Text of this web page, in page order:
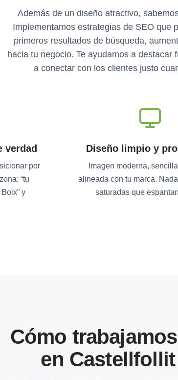
Además de un diseño atractivo,
Implementamos estrategias de SEO que
primeros resultados de búsqueda,
hacia tu negocio. Te ayudamos a destacar
a conectar con los clientes justo
verdad
por
“tu
y
Diseño limpio y
Imagen moderna,
alineada con tu marca.
saturadas que
Cómo
en